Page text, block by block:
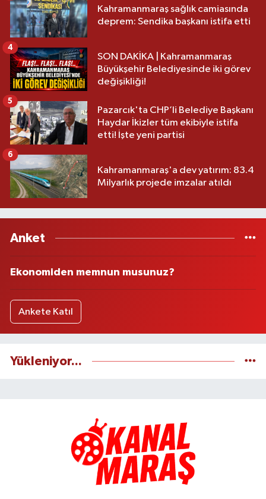
Kahramanmaraş sağlık camiasında
deprem: Sendika başkanı istifa etti
SON DAKİKA | Kahramanmaraş
Büyükşehir Belediyesinde iki görev
değişikliği!
4
Pazarcık'ta CHP’li Belediye Başkanı
Haydar İkizler tüm ekibiyle istifa
etti! İşte yeni partisi
5
Kahramanmaraş'a dev yatırım: 83.4
Milyarlık projede imzalar atıldı
6
Anket
Ekonomiden memnun musunuz?
Ankete Katıl
Yükleniyor...